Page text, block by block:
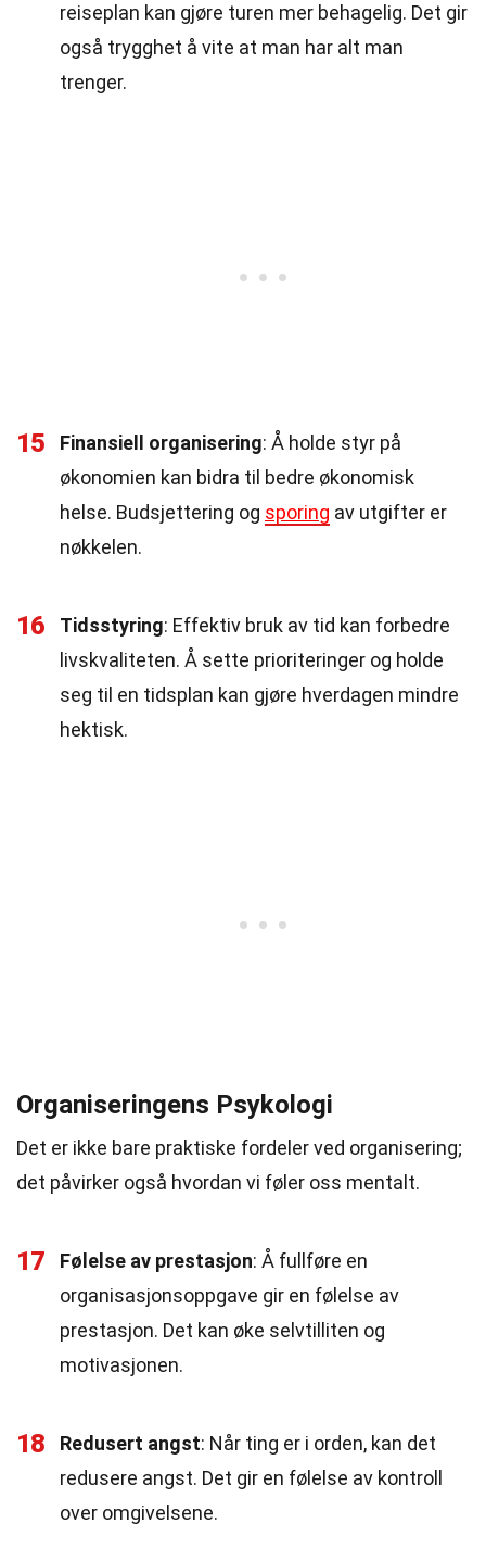
reiseplan kan gjøre turen mer behagelig. Det gir
også trygghet å vite at man har alt man
trenger.
15 Finansiell organisering: Å holde styr på
økonomien kan bidra til bedre økonomisk
helse. Budsjettering og sporing av utgifter er
nøkkelen.
16 Tidsstyring: Effektiv bruk av tid kan forbedre
livskvaliteten. Å sette prioriteringer og holde
seg til en tidsplan kan gjøre hverdagen mindre
hektisk.
Organiseringens Psykologi
Det er ikke bare praktiske fordeler ved organisering;
det påvirker også hvordan vi føler oss mentalt.
17 Følelse av prestasjon: Å fullføre en
organisasjonsoppgave gir en følelse av
prestasjon. Det kan øke selvtilliten og
motivasjonen.
18 Redusert angst: Når ting er i orden, kan det
redusere angst. Det gir en følelse av kontroll
over omgivelsene.